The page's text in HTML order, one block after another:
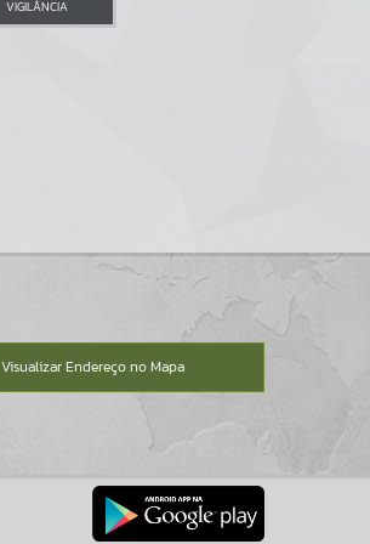
VIGILÂNCIA
Visualizar Endereço no Mapa